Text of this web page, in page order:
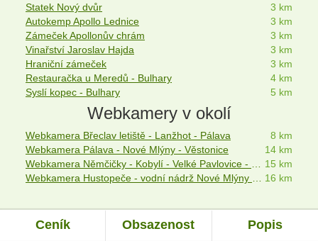
Statek Nový dvůr
3 km
Autokemp Apollo Lednice
3 km
Zámeček Apollonův chrám
3 km
Vinařství Jaroslav Hajda
3 km
Hraniční zámeček
3 km
Restauračka u Meredů - Bulhary
4 km
Syslí kopec - Bulhary
5 km
Webkamery v okolí
Webkamera Břeclav letiště - Lanžhot - Pálava
8 km
Webkamera Pálava - Nové Mlýny - Věstonice
14 km
15 km
16 km
Ceník Obsazenost Popis